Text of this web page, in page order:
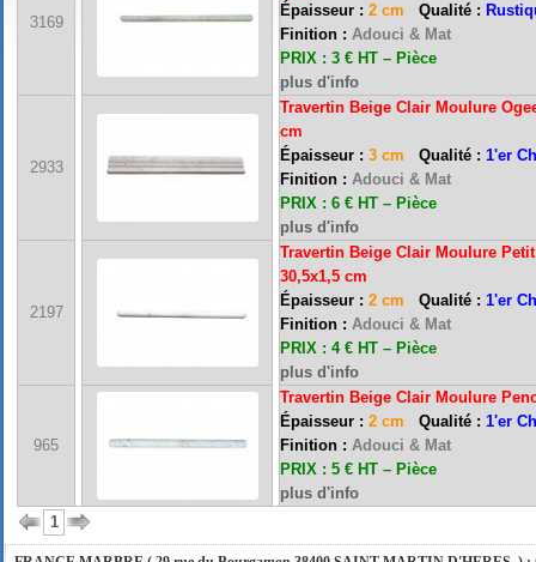
3169
Épaisseur : 2 cm Qualité :
Finition : Adouci & Mat
PRIX : 3 € HT – Pièce
plus d'info
2933
Travertin Beige Clair Moulure
cm
Épaisseur : 3 cm Qualité : 1'er
Finition : Adouci & Mat
PRIX : 6 € HT – Pièce
plus d'info
2197
Travertin Beige Clair Moulure
30,5x1,5 cm
Épaisseur : 2 cm Qualité : 1'er
Finition : Adouci & Mat
PRIX : 4 € HT – Pièce
plus d'info
965
Travertin Beige Clair Moulure
Épaisseur : 2 cm Qualité : 1'er
Finition : Adouci & Mat
PRIX : 5 € HT – Pièce
plus d'info
1
FRANCE MARBRE 13 ( 13680 LANCON PROVENCE ): Ouvert du mardi au
FRANCE MARBRE 84 ( 84600 VALREAS ): Ouvert du mardi au samedi inclus de
vous répondrons dans les meilleurs délais. Nous aurons le plaisir de vous